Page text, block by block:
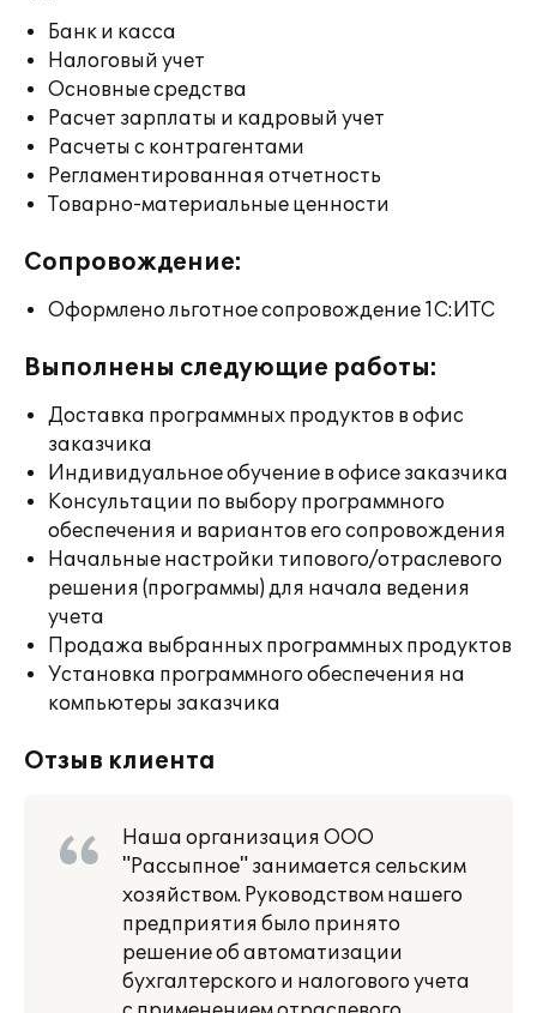
Банк и касса
Налоговый учет
Основные средства
Расчет зарплаты и кадровый учет
Расчеты с контрагентами
Регламентированная отчетность
Товарно-материальные ценности
Сопровождение:
Оформлено льготное сопровождение 1С:ИТС
Выполнены следующие работы:
Доставка программных продуктов в офис
заказчика
Индивидуальное обучение в офисе заказчика
Консультации по выбору программного
обеспечения и вариантов его сопровождения
Начальные настройки типового/отраслевого
решения (программы) для начала ведения
учета
Продажа выбранных программных продуктов
Установка программного обеспечения на
компьютеры заказчика
Отзыв клиента
Наша организация ООО
"Рассыпное" занимается сельским
хозяйством. Руководством нашего
предприятия было принято
решение об автоматизации
бухгалтерского и налогового учета